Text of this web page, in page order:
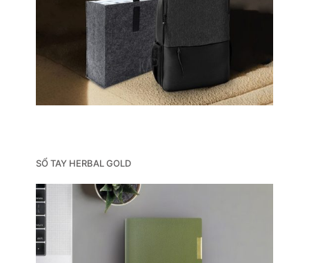
SỔ TAY HERBAL GOLD